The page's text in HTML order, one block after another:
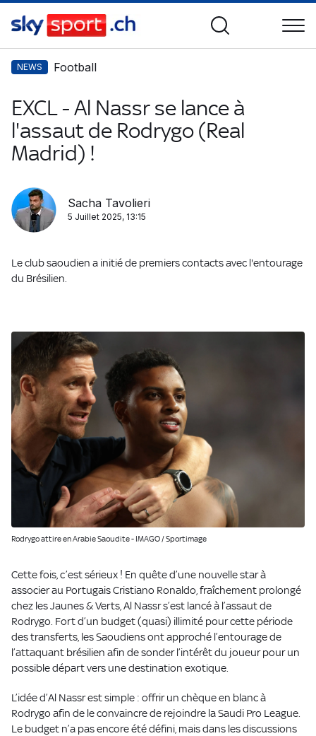
NEWS Football
EXCL - Al Nassr se lance à
l'assaut de Rodrygo (Real
Madrid) !
Sacha Tavolieri
5 Juillet 2025, 13:15
Le club saoudien a initié de premiers contacts avec l'entourage
du Brésilien.
Rodrygo attire en Arabie Saoudite - IMAGO / Sportimage
Cette fois, c’est sérieux ! En quête d’une nouvelle star à
associer au Portugais Cristiano Ronaldo, fraîchement prolongé
chez les Jaunes & Verts, Al Nassr s’est lancé à l’assaut de
Rodrygo. Fort d’un budget (quasi) illimité pour cette période
des transferts, les Saoudiens ont approché l’entourage de
l’attaquant brésilien afin de sonder l’intérêt du joueur pour un
possible départ vers une destination exotique.
L’idée d’Al Nassr est simple : offrir un chèque en blanc à
Rodrygo afin de le convaincre de rejoindre la Saudi Pro League.
Le budget n’a pas encore été défini, mais dans les discussions